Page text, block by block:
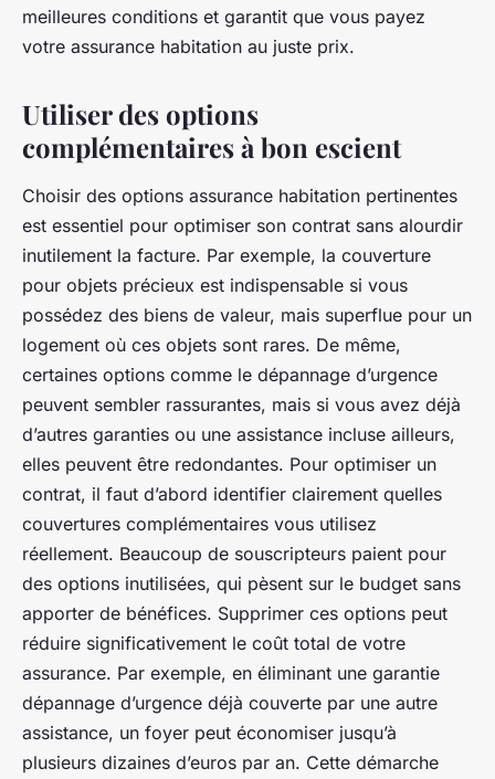
meilleures conditions et garantit que vous payez
votre assurance habitation au juste prix.
Utiliser des options
complémentaires à bon escient
Choisir des options assurance habitation pertinentes
est essentiel pour optimiser son contrat sans alourdir
inutilement la facture. Par exemple, la couverture
pour objets précieux est indispensable si vous
possédez des biens de valeur, mais superflue pour un
logement où ces objets sont rares. De même,
certaines options comme le dépannage d’urgence
peuvent sembler rassurantes, mais si vous avez déjà
d’autres garanties ou une assistance incluse ailleurs,
elles peuvent être redondantes. Pour optimiser un
contrat, il faut d’abord identifier clairement quelles
couvertures complémentaires vous utilisez
réellement. Beaucoup de souscripteurs paient pour
des options inutilisées, qui pèsent sur le budget sans
apporter de bénéfices. Supprimer ces options peut
réduire significativement le coût total de votre
assurance. Par exemple, en éliminant une garantie
dépannage d’urgence déjà couverte par une autre
assistance, un foyer peut économiser jusqu’à
plusieurs dizaines d’euros par an. Cette démarche